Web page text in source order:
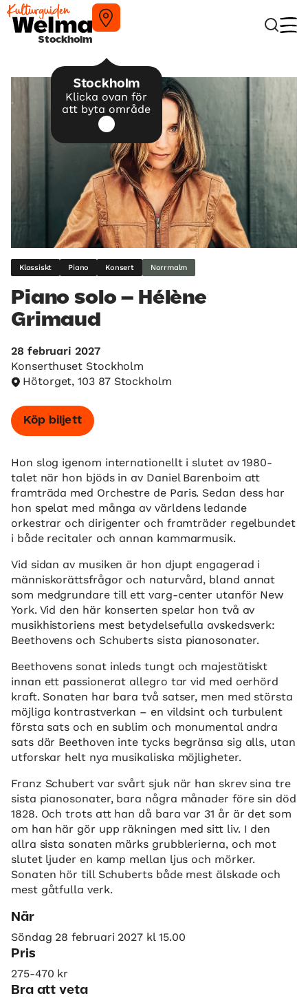
Stockholm
Stockholm
Klicka ovan för
att byta område
Klassiskt Piano Konsert Norrmalm
Piano solo – Hélène
Grimaud
28 februari 2027
Konserthuset Stockholm
Hötorget, 103 87 Stockholm
Köp biljett
Hon slog igenom internationellt i slutet av 1980-
talet när hon bjöds in av Daniel Barenboim att
framträda med Orchestre de Paris. Sedan dess har
hon spelat med många av världens ledande
orkestrar och dirigenter och framträder regelbundet
i både recitaler och annan kammarmusik.
Vid sidan av musiken är hon djupt engagerad i
människorättsfrågor och naturvård, bland annat
som medgrundare till ett varg-center utanför New
York. Vid den här konserten spelar hon två av
musikhistoriens mest betydelsefulla avskedsverk:
Beethovens och Schuberts sista pianosonater.
Beethovens sonat inleds tungt och majestätiskt
innan ett passionerat allegro tar vid med oerhörd
kraft. Sonaten har bara två satser, men med största
möjliga kontrastverkan – en vildsint och turbulent
första sats och en sublim och monumental andra
sats där Beethoven inte tycks begränsa sig alls, utan
utforskar helt nya musikaliska möjligheter.
Franz Schubert var svårt sjuk när han skrev sina tre
sista pianosonater, bara några månader före sin död
1828. Och trots att han då bara var 31 år är det som
om han här gör upp räkningen med sitt liv. I den
allra sista sonaten märks grubblerierna, och mot
slutet ljuder en kamp mellan ljus och mörker.
Sonaten hör till Schuberts både mest älskade och
mest gåtfulla verk.
När
Söndag 28 februari 2027 kl 15.00
Pris
275-470 kr
Bra att veta